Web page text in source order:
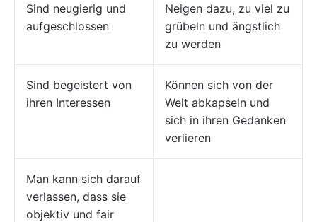
Sind neugierig und
aufgeschlossen
Neigen dazu, zu viel zu
grübeln und ängstlich
zu werden
Sind begeistert von
ihren Interessen
Können sich von der
Welt abkapseln und
sich in ihren Gedanken
verlieren
Man kann sich darauf
verlassen, dass sie
objektiv und fair